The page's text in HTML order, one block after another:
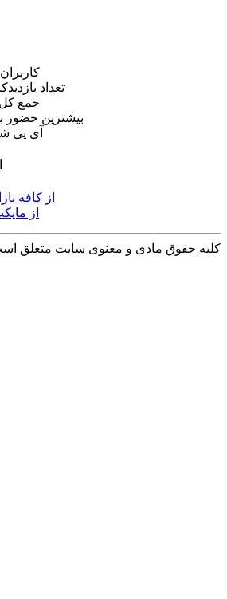
تعداد
جمع کل
بیشترین حضور
آی پی شما:
کلیه حقوق مادی و معنوی سایت متعلق